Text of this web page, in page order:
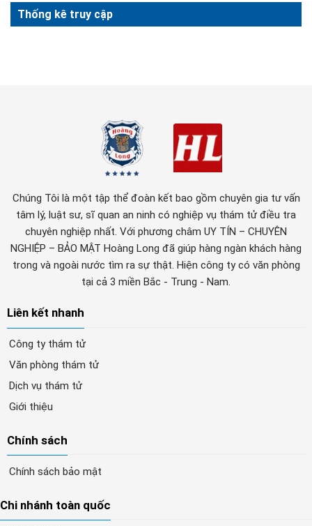
Thống kê truy cập
Chúng Tôi là một tập thể đoàn kết bao gồm chuyên gia tư vấn
tâm lý, luật sư, sĩ quan an ninh có nghiệp vụ thám tử điều tra
chuyên nghiệp nhất. Với phương châm UY TÍN – CHUYÊN
NGHIỆP – BẢO MẬT Hoàng Long đã giúp hàng ngàn khách hàng
trong và ngoài nước tìm ra sự thật. Hiện công ty có văn phòng
tại cả 3 miền Bắc - Trung - Nam.
Liên kết nhanh
Công ty thám tử
Văn phòng thám tử
Dịch vụ thám tử
Giới thiệu
Chính sách
Chính sách bảo mật
Chi nhánh toàn quốc